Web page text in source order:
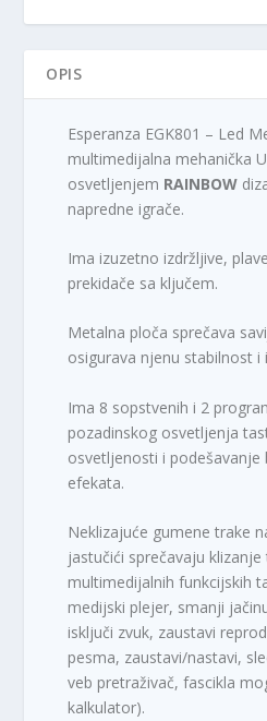
OPIS
Esperanza EGK801 – Led
multimedijalna mehanička
osvetljenjem RAINBOW
napredne igrače.
Ima izuzetno izdržljive,
prekidače sa ključem.
Metalna ploča sprečava
osigurava njenu stabilnost i
Ima 8 sopstvenih i 2
pozadinskog osvetljenja
osvetljenosti i podešavanje
efekata.
Neklizajuće gumene trake
jastučići sprečavaju
multimedijalnih funkcijskih
medijski plejer, smanji
isključi zvuk, zaustavi
pesma, zaustavi/nastavi,
veb pretraživač, fascikla
kalkulator).